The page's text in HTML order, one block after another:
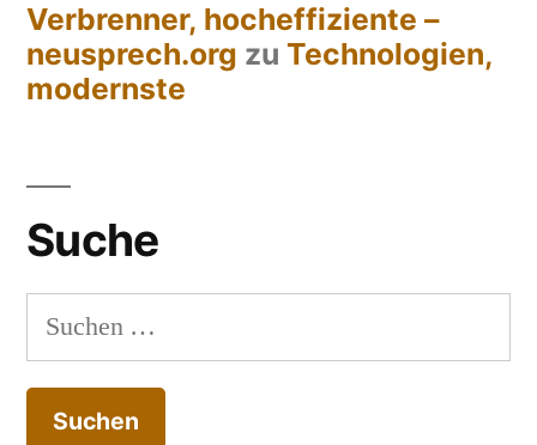
Verbrenner, hocheffiziente –
neusprech.org zu Technologien,
modernste
Suche
Suchen
nach: